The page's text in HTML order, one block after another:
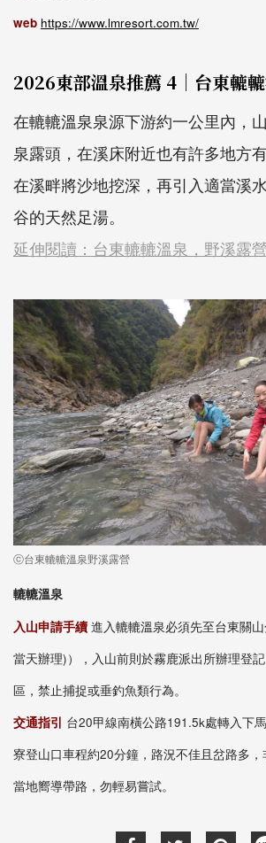
web https://www.lmresort.com.tw/
2026東部溫泉推薦 4｜台東轆
在轆轆溫泉泉源下游約一公里內，
泉露頭，在溪床附近也有許多地方
在溪畔將沙地挖深，再引入適當溪
谷的天然足湯。
延伸閱讀：台東轆轆溫泉，野溪露
ⓒ台東轆轆溫泉野溪露營
轆轆溫泉
入山申請手續 進入轆轆溫泉必須先至台東關
當天辦理)），入山前則於霧鹿派出所辦理登
區，禁止捕捉或垂釣魚類行為。
交通指引 台20甲線南橫公路191.5k處轉入下
寮登山口車程約20分鐘，路況不佳且岔路多
當地嚮導帶路，勿輕易嘗試。